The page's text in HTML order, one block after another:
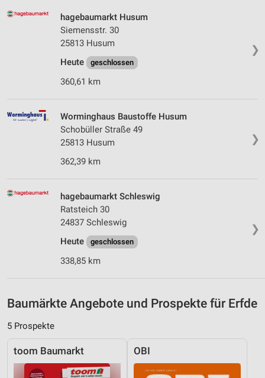
❯
hagebaumarkt Husum
Siemensstr. 30
25813 Husum
Heute
geschlossen
360,61 km
❯
Worminghaus Baustoffe Husum
Schobüller Straße 49
25813 Husum
362,39 km
❯
hagebaumarkt Schleswig
Ratsteich 30
24837 Schleswig
Heute
geschlossen
338,85 km
Baumärkte Angebote und Prospekte für Erfde
5 Prospekte
toom Baumarkt OBI
auf einem Endgerät
Verwendung reduzierter Daten zur Auswahl von
Werbeanzeigen
Erstellung von Profilen für personalisierte
personalisierter Werbung
Erstellung von Profilen zur Personalisierung
Messung der Werbeleistung
Analyse von Zielgruppen durch Statistiken oder
Kombinationen von Daten aus verschiedenen
Entwicklung und Verbesserung der Angebote
Verwendung reduzierter Daten zur Auswahl von
IAB-Besonderheiten:
Verwendung genauer Standortdaten